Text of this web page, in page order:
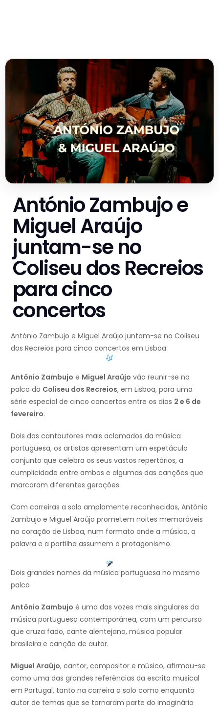
António Zambujo e
Miguel Araújo
juntam-se no
Coliseu dos Recreios
para cinco
concertos
António Zambujo e Miguel Araújo juntam-se no Coliseu
dos Recreios para cinco concertos em Lisboa
António Zambujo e Miguel Araújo vão reunir-se no
palco do Coliseu dos Recreios, em Lisboa, para uma
série especial de cinco concertos entre os dias 2 e 6 de
fevereiro.
Dois dos cantautores mais aclamados da música
portuguesa, os artistas apresentam um espetáculo
conjunto que celebra os seus vastos repertórios, a
cumplicidade entre ambos e algumas das canções que
marcaram diferentes gerações.
Com carreiras a solo amplamente reconhecidas, António
Zambujo e Miguel Araújo prometem noites memoráveis
no coração de Lisboa, num formato onde a música, a
palavra e a partilha assumem o protagonismo.
Dois grandes nomes da música portuguesa no mesmo
palco
António Zambujo é uma das vozes mais singulares da
música portuguesa contemporânea, com um percurso
que cruza fado, cante alentejano, música popular
brasileira e canção de autor.
Miguel Araújo, cantor, compositor e músico, afirmou-se
como uma das grandes referências da escrita musical
em Portugal, tanto na carreira a solo como enquanto
autor de temas que se tornaram parte do imaginário